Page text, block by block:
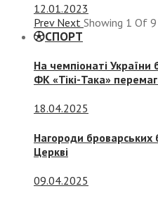
12.01.2023
Prev Next Showing 1 Of 9
СПОРТ
На чемпіонаті
ФК «Тікі-Така»
18.04.2025
Нагороди броварських
Церкві
09.04.2025